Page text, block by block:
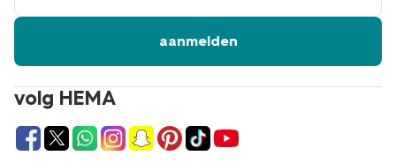
volg HEMA
aanmelden